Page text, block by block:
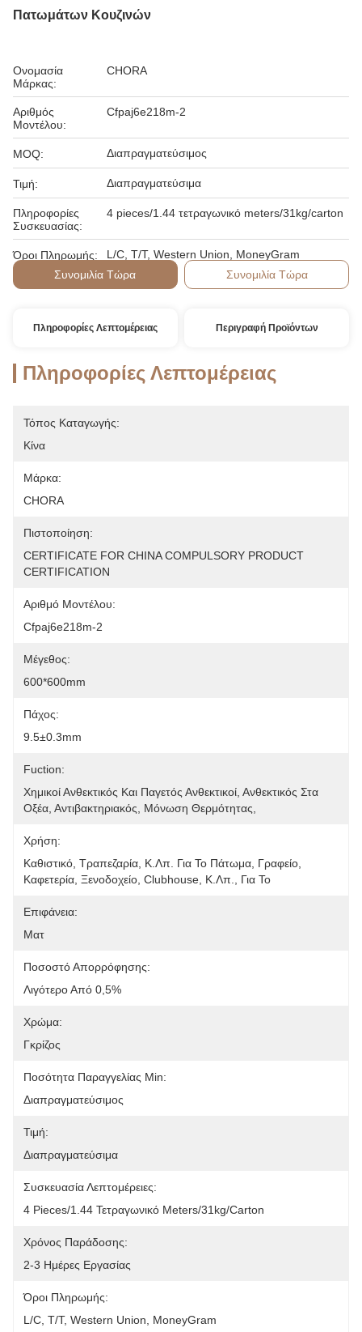
Πατωμάτων Κουζινών
Ονομασία
Μάρκας:
CHORA
Αριθμός
Μοντέλου:
Cfpaj6e218m-2
MOQ: Διαπραγματεύσιμος
Τιμή: Διαπραγματεύσιμα
Πληροφορίες
Συσκευασίας:
4 pieces/1.44 τετραγωνικό meters/31kg/carton
Όροι Πληρωμής:
L/C, T/T, Western Union, MoneyGram
Συνομιλία Τώρα
Συνομιλία Τώρα
Πληροφορίες Λεπτομέρειας Περιγραφή Προϊόντων
Πληροφορίες Λεπτομέρειας
Τόπος Καταγωγής:
Κίνα
Μάρκα:
CHORA
Πιστοποίηση:
CERTIFICATE FOR CHINA COMPULSORY PRODUCT
CERTIFICATION
Αριθμό Μοντέλου:
Cfpaj6e218m-2
Μέγεθος:
600*600mm
Πάχος:
9.5±0.3mm
Fuction:
Χημικοί Ανθεκτικός Και Παγετός Ανθεκτικοί, Ανθεκτικός Στα
Οξέα, Αντιβακτηριακός, Μόνωση Θερμότητας,
Χρήση:
Καθιστικό, Τραπεζαρία, Κ.λπ. Για Το Πάτωμα, Γραφείο,
Καφετερία, Ξενοδοχείο, Clubhouse, Κ.λπ., Για Το
Επιφάνεια:
Ματ
Ποσοστό Απορρόφησης:
Λιγότερο Από 0,5%
Χρώμα:
Γκρίζος
Ποσότητα Παραγγελίας Min:
Διαπραγματεύσιμος
Τιμή:
Διαπραγματεύσιμα
Συσκευασία Λεπτομέρειες:
4 Pieces/1.44 Τετραγωνικό Meters/31kg/carton
Χρόνος Παράδοσης:
2-3 Ημέρες Εργασίας
Όροι Πληρωμής:
L/C, T/T, Western Union, MoneyGram